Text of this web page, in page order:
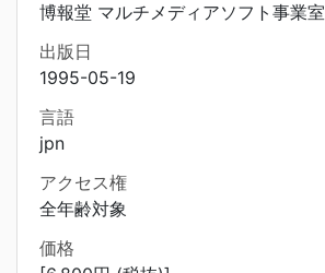
博報堂 マルチメディアソフト事業室
出版日
1995-05-19
言語
jpn
アクセス権
全年齢対象
価格